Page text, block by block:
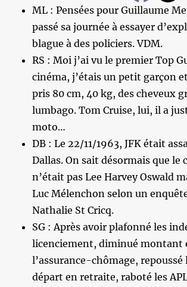
ML : Pensées pour Guillaume
passé sa journée à essayer
blague à des policiers. VDM.
RS : Moi j’ai vu le premier Top
cinéma, j’étais un petit garçon
pris 80 cm, 40 kg, des cheveux
lumbago. Tom Cruise, lui, il a
moto…
DB : Le 22/11/1963, JFK était
Dallas. On sait désormais que le
n’était pas Lee Harvey Oswald
Luc Mélenchon selon un
Nathalie St Cricq.
SG : Après avoir plafonné les
licenciement, diminué montant
l’assurance-chômage, repoussé
départ en retraite, raboté les